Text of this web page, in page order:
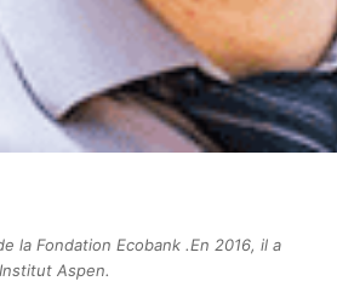
la Fondation Ecobank .En 2016, il a
Aspen.